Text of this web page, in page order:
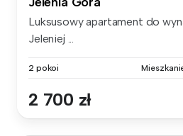
Luksusowy apartament do
Jeleniej ...
2 pokoi
2 700 zł